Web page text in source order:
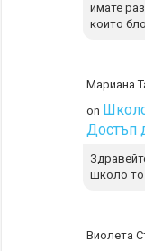
имате
които
Мариана
on
Достъп
школо
Виолета